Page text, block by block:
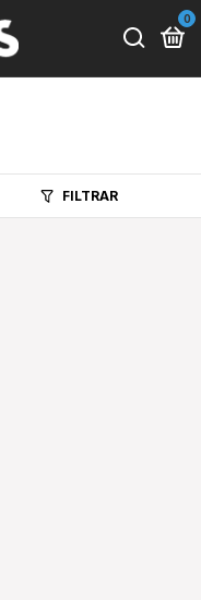
0
FILTRAR